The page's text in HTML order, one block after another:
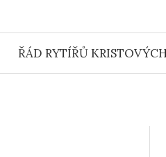
ŘÁD RYTÍŘŮ KRISTOVÝCH